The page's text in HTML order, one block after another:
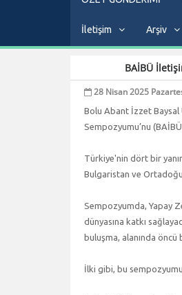
İletişim Arşiv
BAİBÜ
28 Nisan 2025
Bolu Abant İzzet Baysal
Sempozyumu’nu
Türkiye'nin dört bir
Bulgaristan ve
Sempozyumda, Yapay
dünyasına katkı
buluşma, alanında öncü
İlki gibi, bu